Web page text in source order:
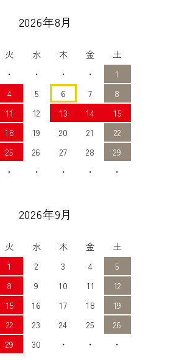
2026年8月
火 水 木 金
土
・ ・ ・ ・
1
4 5 6 7
8
11 12 13 14
15
18 19 20 21
22
25 26 27 28
29
・ ・ ・ ・ ・
2026年9月
火 水 木 金
土
1 2 3 4
5
8 9 10 11
12
15 16 17 18
19
22 23 24 25
26
29 30 ・ ・ ・